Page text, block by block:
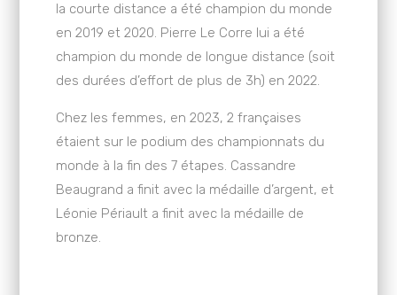
la courte distance a été champion du monde
en 2019 et 2020. Pierre Le Corre lui a été
champion du monde de longue distance (soit
des durées d’effort de plus de 3h) en 2022.
Chez les femmes, en 2023, 2 françaises
étaient sur le podium des championnats du
monde à la fin des 7 étapes. Cassandre
Beaugrand a finit avec la médaille d’argent, et
Léonie Périault a finit avec la médaille de
bronze.